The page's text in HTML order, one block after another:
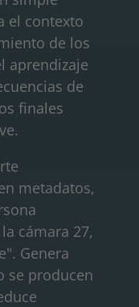
el contexto
de los
aprendizaje
de
finales
metadatos,
cámara 27,
Genera
se producen